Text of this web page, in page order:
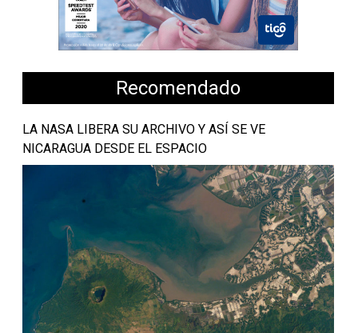
Recomendado
LA NASA LIBERA SU ARCHIVO Y ASÍ SE VE
NICARAGUA DESDE EL ESPACIO